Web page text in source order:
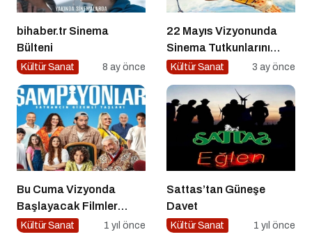
bihaber.tr Sinema
Bülteni
Kültür Sanat 8 ay önce
22 Mayıs Vizyonunda
Sinema Tutkunlarını
Dopdolu Bir Hafta
Kültür Sanat 3 ay önce
Bu Cuma Vizyonda
Başlayacak Filmler
Açıklandı
Kültür Sanat 1 yıl önce
Sattas’tan Güneşe
Davet
Kültür Sanat 1 yıl önce